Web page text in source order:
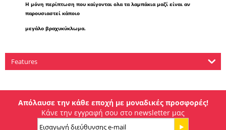
Η μόνη περίπτωση που καίγονται ολα τα λαμπάκια μαζί είναι αν
παρουσιαστεί κάποιο
μεγάλο βραχυκύκλωμα.
Features
Απόλαυσε την κάθε εποχή με μοναδικές προσφορές!
Κάνε την εγγραφή σου στο newsletter μας